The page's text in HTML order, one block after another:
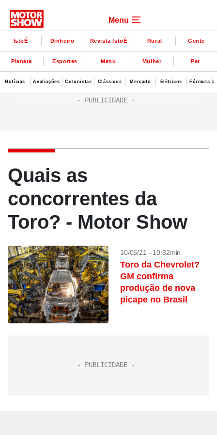
Menu
IstoÉ Dinheiro Revista IstoÉ Rural Gente
Planeta Esportes Menu Mulher Pet
Notícias Avaliações Colunistas Clássicos Mercado Elétricos Fórmula 1
Quais as
concorrentes da
Toro? - Motor Show
10/05/21 - 10:32min
Toro da Chevrolet?
GM confirma
produção de nova
picape no Brasil